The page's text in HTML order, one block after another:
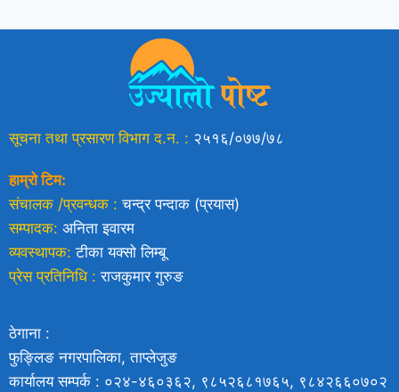
सूचना तथा प्रसारण विभाग द.न. : २५१६/०७७/७८
हाम्रो टिम:
संचालक /प्रवन्धक : चन्द्र पन्दाक (प्रयास)
सम्पादक: अनिता इवारम
व्यवस्थापक: टीका यक्साे लिम्बू
प्रेस प्रतिनिधि : राजकुमार गुरुङ
ठेगाना :
फुङ्लिङ नगरपालिका, ताप्लेजुङ
कार्यालय सम्पर्क : ०२४-४६०३६२, ९८५२६८१७६५, ९८४२६६०७०२